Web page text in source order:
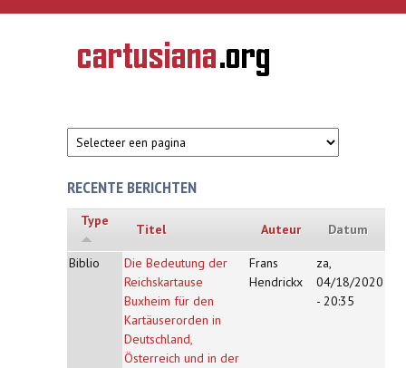
Overslaan en naar de inhoud gaan
CARTUSIANA
Geschiedenis
van de
RECENTE BERICHTEN
Type
Titel Auteur Datum
Biblio
Die Bedeutung der
Reichskartause
Buxheim für den
Kartäuserorden in
Deutschland,
Österreich und in der
Frans
Hendrickx
za,
04/18/2020
- 20:35